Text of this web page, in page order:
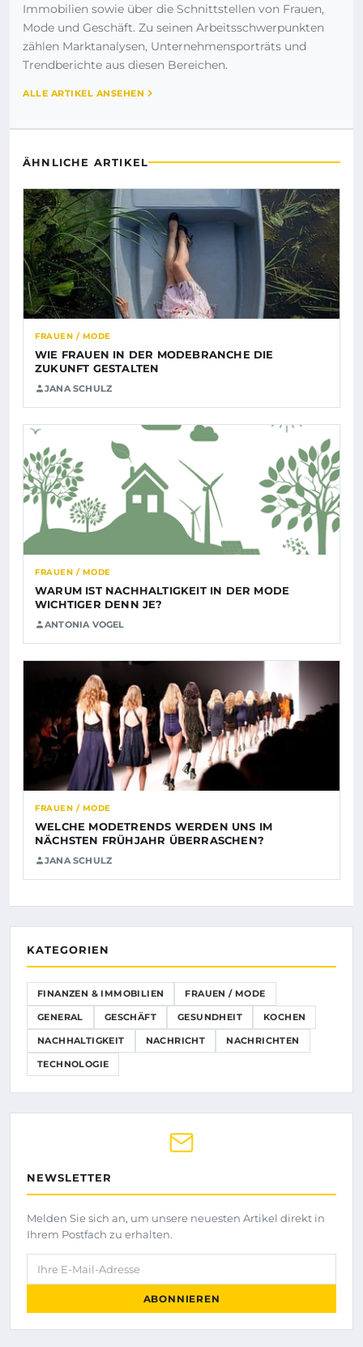
Immobilien sowie über die Schnittstellen von Frauen,
Mode und Geschäft. Zu seinen Arbeitsschwerpunkten
zählen Marktanalysen, Unternehmensporträts und
Trendberichte aus diesen Bereichen.
ALLE ARTIKEL ANSEHEN
ÄHNLICHE ARTIKEL
FRAUEN / MODE
WIE FRAUEN IN DER MODEBRANCHE DIE
ZUKUNFT GESTALTEN
JANA SCHULZ
FRAUEN / MODE
WARUM IST NACHHALTIGKEIT IN DER MODE
WICHTIGER DENN JE?
ANTONIA VOGEL
FRAUEN / MODE
WELCHE MODETRENDS WERDEN UNS IM
NÄCHSTEN FRÜHJAHR ÜBERRASCHEN?
JANA SCHULZ
KATEGORIEN
FINANZEN & IMMOBILIEN FRAUEN / MODE
GENERAL GESCHÄFT GESUNDHEIT KOCHEN
NACHHALTIGKEIT NACHRICHT NACHRICHTEN
TECHNOLOGIE
NEWSLETTER
Melden Sie sich an, um unsere neuesten Artikel direkt in
Ihrem Postfach zu erhalten.
Ihre E-Mail-Adresse
ABONNIEREN